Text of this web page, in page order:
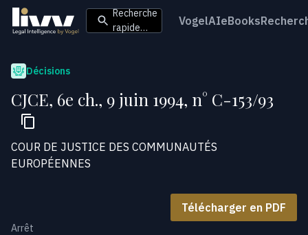
Recherche
rapide…
VogelAIeBooks
Décisions
CJCE, 6e ch., 9 juin 1994, n° C-153/93
COUR DE JUSTICE DES COMMUNAUTÉS
EUROPÉENNES
Télécharger en PDF
Arrêt